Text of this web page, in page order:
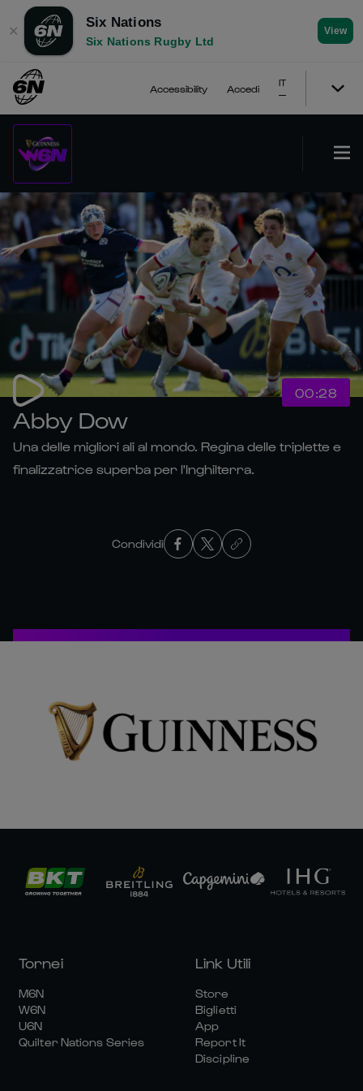
✕
Six Nations
Six Nations Rugby Ltd
View
Accessibility Accedi
IT
00:28
Abby Dow
Una delle migliori ali al mondo. Regina delle triplette e
finalizzatrice superba per l'Inghilterra.
Condividi
Tornei
M6N
W6N
U6N
Quilter Nations Series
Link Utili
Store
Biglietti
App
Report It
Discipline